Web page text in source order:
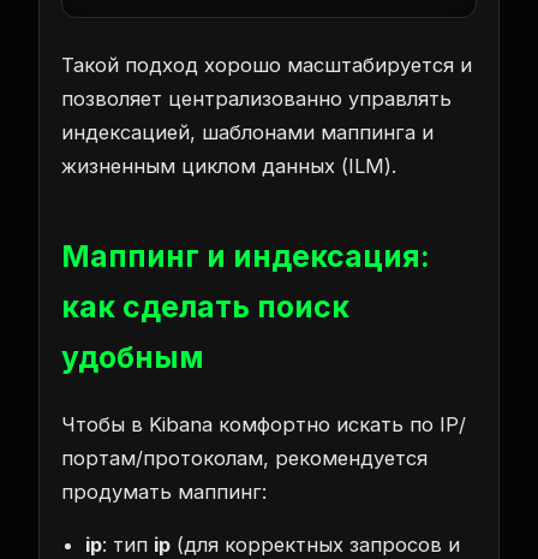
Такой подход хорошо масштабируется и
позволяет централизованно управлять
индексацией, шаблонами маппинга и
жизненным циклом данных (ILM).
Маппинг и индексация:
как сделать поиск
удобным
Чтобы в Kibana комфортно искать по IP/
портам/протоколам, рекомендуется
продумать маппинг:
ip: тип ip (для корректных запросов и